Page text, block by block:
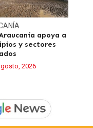
Araucanía apoya a
y sectores
2026